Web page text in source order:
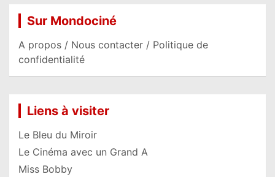
Sur Mondociné
A propos / Nous contacter / Politique de
confidentialité
Liens à visiter
Le Bleu du Miroir
Le Cinéma avec un Grand A
Miss Bobby